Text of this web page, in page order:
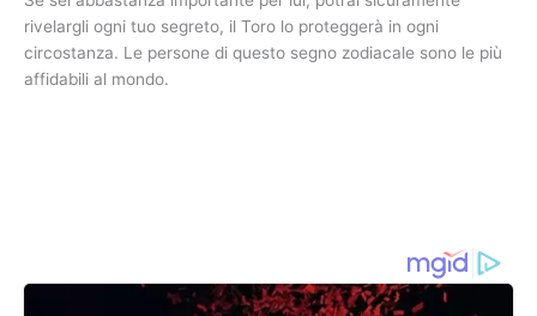
rivelargli ogni tuo segreto, il Toro lo proteggerà in ogni
circostanza. Le persone di questo segno zodiacale sono le più
affidabili al mondo.